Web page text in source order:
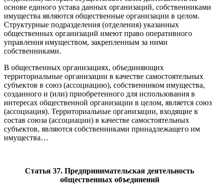
основе единого устава данных организаций, собственниками
имущества являются общественные организации в целом.
Структурные подразделения (отделения) указанных
общественных организаций имеют право оперативного
управления имуществом, закрепленным за ними
собственниками.
В общественных организациях, объединяющих
территориальные организации в качестве самостоятельных
субъектов в союз (ассоциацию), собственником имущества,
созданного и (или) приобретенного для использования в
интересах общественной организации в целом, является союз
(ассоциация). Территориальные организации, входящие в
состав союза (ассоциации) в качестве самостоятельных
субъектов, являются собственниками принадлежащего им
имущества…
Статья 37. Предпринимательская деятельность
общественных объединений